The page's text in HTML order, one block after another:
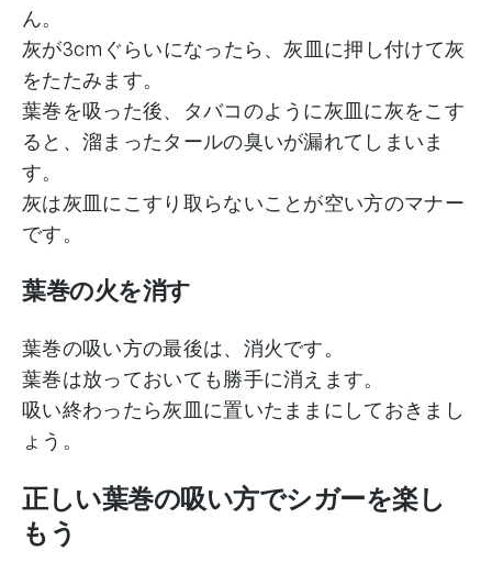
ん。
灰が3cmぐらいになったら、灰皿に押し付けて灰
をたたみます。
葉巻を吸った後、タバコのように灰皿に灰をこす
ると、溜まったタールの臭いが漏れてしまいま
す。
灰は灰皿にこすり取らないことが空い方のマナー
です。
葉巻の火を消す
葉巻の吸い方の最後は、消火です。
葉巻は放っておいても勝手に消えます。
吸い終わったら灰皿に置いたままにしておきまし
ょう。
正しい葉巻の吸い方でシガーを楽し
もう